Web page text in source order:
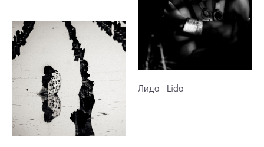
Лида | Lida